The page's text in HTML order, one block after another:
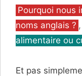
Catégories
Pourquoi nous
noms anglais ? ,
alimentaire ou
Et pas